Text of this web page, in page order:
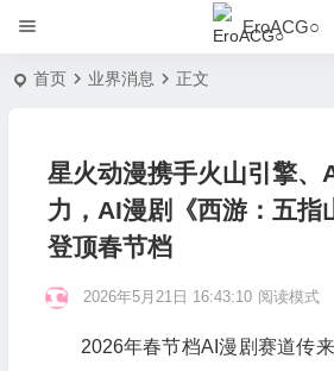
EroACG○
首页 业界消息 正文
星火动漫携手火山引擎、
力，AI漫剧《西游：五指
登顶春节档
2026年5月21日 16:43:10 阅读模式
2026年春节档AI漫剧赛道传